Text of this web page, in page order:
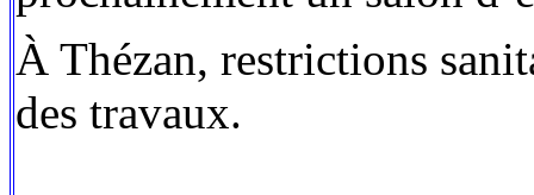
À Thézan, restrictions
des travaux.